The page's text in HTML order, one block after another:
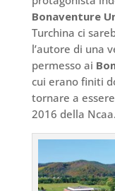
Bonaventure
Turchina ci
l’autore di una
permesso ai
cui erano finiti
tornare a
2016 della Ncaa.